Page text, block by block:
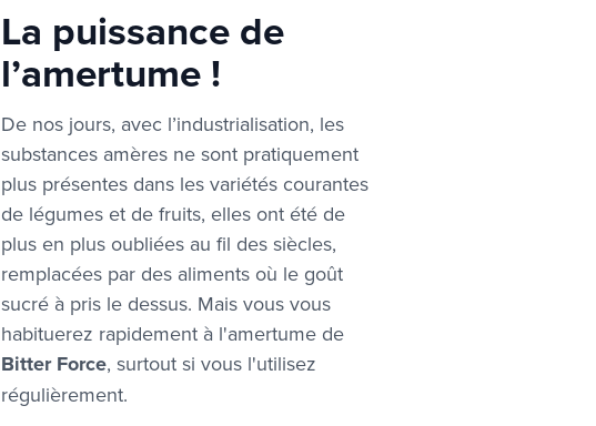
La puissance de
l’amertume !
De nos jours, avec l’industrialisation, les
substances amères ne sont pratiquement
plus présentes dans les variétés courantes
de légumes et de fruits, elles ont été de
plus en plus oubliées au fil des siècles,
remplacées par des aliments où le goût
sucré à pris le dessus. Mais vous vous
habituerez rapidement à l'amertume de
Bitter Force, surtout si vous l'utilisez
régulièrement.